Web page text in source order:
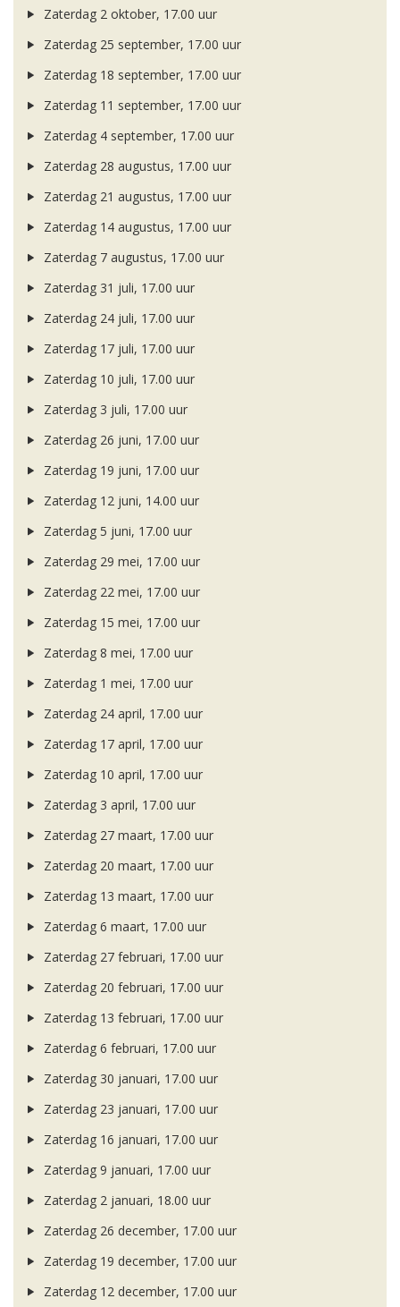
Zaterdag 2 oktober, 17.00 uur
Zaterdag 25 september, 17.00 uur
Zaterdag 18 september, 17.00 uur
Zaterdag 11 september, 17.00 uur
Zaterdag 4 september, 17.00 uur
Zaterdag 28 augustus, 17.00 uur
Zaterdag 21 augustus, 17.00 uur
Zaterdag 14 augustus, 17.00 uur
Zaterdag 7 augustus, 17.00 uur
Zaterdag 31 juli, 17.00 uur
Zaterdag 24 juli, 17.00 uur
Zaterdag 17 juli, 17.00 uur
Zaterdag 10 juli, 17.00 uur
Zaterdag 3 juli, 17.00 uur
Zaterdag 26 juni, 17.00 uur
Zaterdag 19 juni, 17.00 uur
Zaterdag 12 juni, 14.00 uur
Zaterdag 5 juni, 17.00 uur
Zaterdag 29 mei, 17.00 uur
Zaterdag 22 mei, 17.00 uur
Zaterdag 15 mei, 17.00 uur
Zaterdag 8 mei, 17.00 uur
Zaterdag 1 mei, 17.00 uur
Zaterdag 24 april, 17.00 uur
Zaterdag 17 april, 17.00 uur
Zaterdag 10 april, 17.00 uur
Zaterdag 3 april, 17.00 uur
Zaterdag 27 maart, 17.00 uur
Zaterdag 20 maart, 17.00 uur
Zaterdag 13 maart, 17.00 uur
Zaterdag 6 maart, 17.00 uur
Zaterdag 27 februari, 17.00 uur
Zaterdag 20 februari, 17.00 uur
Zaterdag 13 februari, 17.00 uur
Zaterdag 6 februari, 17.00 uur
Zaterdag 30 januari, 17.00 uur
Zaterdag 23 januari, 17.00 uur
Zaterdag 16 januari, 17.00 uur
Zaterdag 9 januari, 17.00 uur
Zaterdag 2 januari, 18.00 uur
Zaterdag 26 december, 17.00 uur
Zaterdag 19 december, 17.00 uur
Zaterdag 12 december, 17.00 uur